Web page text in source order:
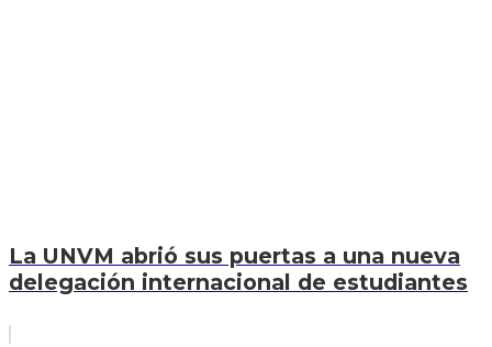
La UNVM abrió sus puertas a una nueva
delegación internacional de estudiantes